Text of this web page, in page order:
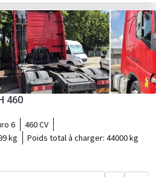
460
6
460 CV
kg Poids total à charger: 44000 kg